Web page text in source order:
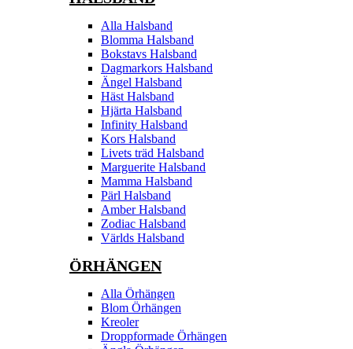
Alla Halsband
Blomma Halsband
Bokstavs Halsband
Dagmarkors Halsband
Ängel Halsband
Häst Halsband
Hjärta Halsband
Infinity Halsband
Kors Halsband
Livets träd Halsband
Marguerite Halsband
Mamma Halsband
Pärl Halsband
Amber Halsband
Zodiac Halsband
Världs Halsband
ÖRHÄNGEN
Alla Örhängen
Blom Örhängen
Kreoler
Droppformade Örhängen